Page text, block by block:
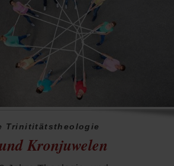
Trinititätstheologie
Kronjuwelen